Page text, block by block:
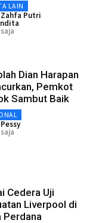
LAIN
Zahfa Putri
Dian Harapan
Pemkot
Sambut Baik
Pessy
Cedera Uji
Liverpool di
Perdana